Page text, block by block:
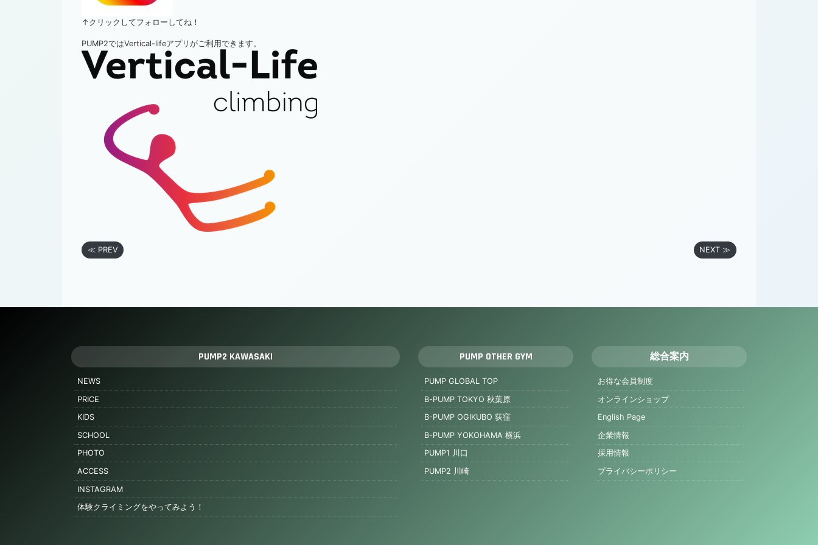
↑クリックしてフォローしてね！
PUMP2ではVertical-lifeアプリがご利用できます。
≪ PREV NEXT ≫
PUMP2 KAWASAKI
NEWS
PRICE
KIDS
SCHOOL
PHOTO
ACCESS
INSTAGRAM
体験クライミングをやってみよう！
PUMP OTHER GYM
PUMP GLOBAL TOP
B-PUMP TOKYO 秋葉原
B-PUMP OGIKUBO 荻窪
B-PUMP YOKOHAMA 横浜
PUMP1 川口
PUMP2 川崎
総合案内
お得な会員制度
オンラインショップ
English Page
企業情報
採用情報
プライバシーポリシー